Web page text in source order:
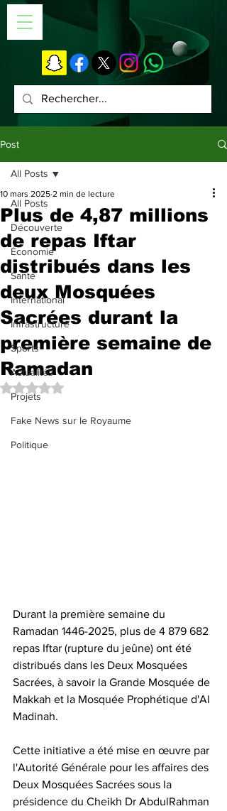
Post
All Posts
Découverte
Économie
Santé
International
Infrastructure
Sports
Actualités
Projets
Fake News sur le Royaume
Politique
All Posts
Plus de 4,87 millions
de repas Iftar
distribués dans les
deux Mosquées
Sacrées durant la
première semaine de
Ramadan
10 mars 2025 2 min de lecture
Noté NaN étoiles sur 5.
Durant la première semaine du
Ramadan 1446-2025, plus de 4 879 682
repas Iftar (rupture du jeûne) ont été
distribués dans les Deux Mosquées
Sacrées, à savoir la Grande Mosquée de
Makkah et la Mosquée Prophétique d'Al
Madinah.
Cette initiative a été mise en œuvre par
l'Autorité Générale pour les affaires des
Deux Mosquées Sacrées sous la
présidence du Cheikh Dr AbdulRahman